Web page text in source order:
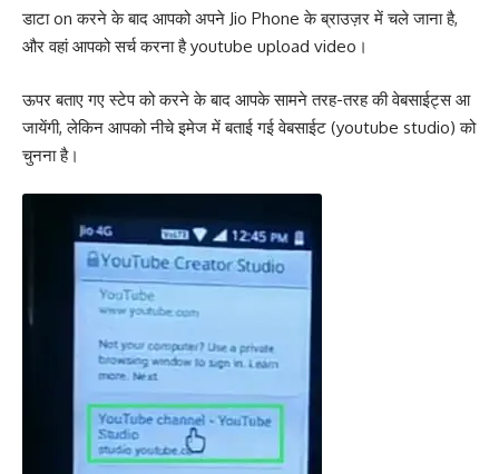
डाटा on करने के बाद आपको अपने Jio Phone के ब्राउज़र में चले जाना है,
और वहां आपको सर्च करना है youtube upload video।
ऊपर बताए गए स्टेप को करने के बाद आपके सामने तरह-तरह की वेबसाईट्स आ
जायेंगी, लेकिन आपको नीचे इमेज में बताई गई वेबसाईट (youtube studio) को
चुनना है।